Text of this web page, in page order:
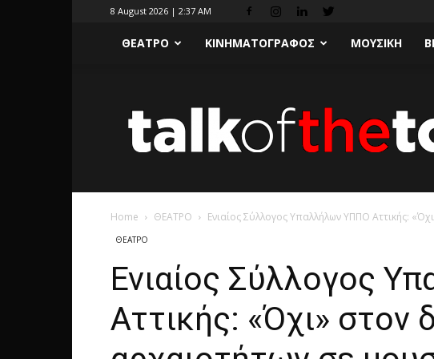
8 August 2026 | 2:37 AM
ΘΕΑΤΡΟ ΚΙΝΗΜΑΤΟΓΡΑΦΟΣ ΜΟΥΣΙΚΗ
Home ΘΕΑΤΡΟ Ενιαίος Σύλλογος Υπαλλήλων ΥΠΠΟ Αττικής:
ΘΕΑΤΡΟ
Ενιαίος Σύλλογος
Αττικής: «Όχι» στον